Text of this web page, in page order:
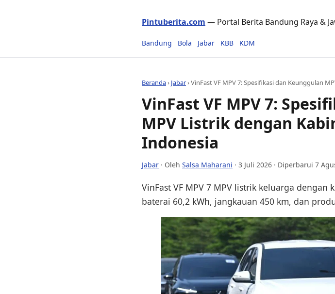
Pintuberita.com — Portal Berita Bandung Raya &
Bandung Bola Jabar KBB KDM
Beranda› Jabar›VinFast VF MPV 7: Spesifikasi dan Keunggulan
VinFast VF MPV 7:
MPV Listrik dengan
Indonesia
Jabar · Oleh Salsa Maharani · 3 Juli 2026 · Diperbarui 7
VinFast VF MPV 7 MPV listrik keluarga
baterai 60,2 kWh, jangkauan 450 km, dan